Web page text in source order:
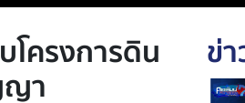
โครงการดิน
ญา
ข่